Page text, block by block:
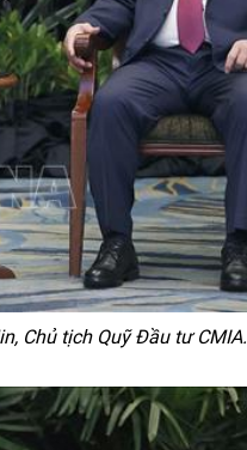
Chủ tịch Quỹ Đầu tư CMIA.